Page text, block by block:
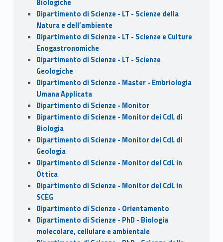
Biologiche
Dipartimento di Scienze - LT - Scienze della
Natura e dell’ambiente
Dipartimento di Scienze - LT - Scienze e Culture
Enogastronomiche
Dipartimento di Scienze - LT - Scienze
Geologiche
Dipartimento di Scienze - Master - Embriologia
Umana Applicata
Dipartimento di Scienze - Monitor
Dipartimento di Scienze - Monitor dei CdL di
Biologia
Dipartimento di Scienze - Monitor dei CdL di
Geologia
Dipartimento di Scienze - Monitor del CdL in
Ottica
Dipartimento di Scienze - Monitor del CdL in
SCEG
Dipartimento di Scienze - Orientamento
Dipartimento di Scienze - PhD - Biologia
molecolare, cellulare e ambientale